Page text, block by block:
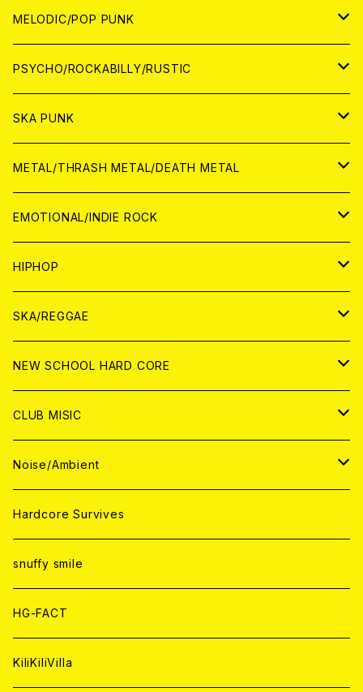
アナログ
CD
WORLD
アナログ
CD
MELODIC/POP PUNK
JAPAN
CD
ANALOG
WORLD
CD
ANALOG
PSYCHO/ROCKABILLY/RUSTIC
JAPAN
CD
ANALOG
WORLD
CD
ANALOG
SKA PUNK
JAPAN
CD
ANALOG
WORLD
CD
ANALOG
METAL/THRASH METAL/DEATH METAL
JAPAN
CD
ANALOG
WORLD
ANALOG
CD
EMOTIONAL/INDIE ROCK
JAPAN
CD
ANALOG
WORLD
CD
ANALOG
HIPHOP
JAPAN
CD
ANALOG
WORLD
CD
ANALOG
SKA/REGGAE
JAPAN
CD
ANALOG
WORLD
CD
ANALOG
NEW SCHOOL HARD CORE
JAPAN
CD
ANALOG
WORLD
CD
ANALOG
CLUB MISIC
JAPAN
CD
ANALOG
WORLD
CD
ANALOG
Noise/Ambient
JAPAN
CD
ANALOG
WORLD
CD
ANALOG
Hardcore Survives
snuffy smile
HG-FACT
KiliKiliVilla